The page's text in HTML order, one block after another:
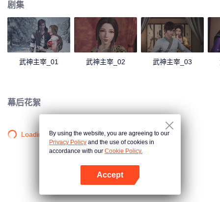
写往日的强者神话，也为了守护自己所爱的一切，秦尘毅然决然扛起维护天下
五国的大任，再度踏上武道之路。
剧集
武神主宰_01 武神主宰_02 武神主宰_03
幕后花絮
Loading…By using the website, you are agreeing to our
Privacy Policy and the use of cookies in
accordance with our Cookie Policy.
Accept